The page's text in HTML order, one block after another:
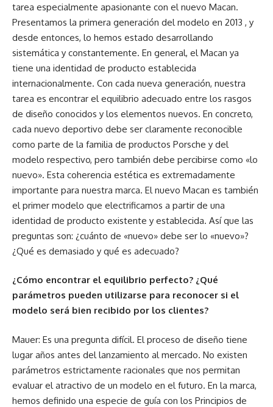
tarea especialmente apasionante con el nuevo Macan.
Presentamos la primera generación del modelo en 2013 , y
desde entonces, lo hemos estado desarrollando
sistemática y constantemente. En general, el Macan ya
tiene una identidad de producto establecida
internacionalmente. Con cada nueva generación, nuestra
tarea es encontrar el equilibrio adecuado entre los rasgos
de diseño conocidos y los elementos nuevos. En concreto,
cada nuevo deportivo debe ser claramente reconocible
como parte de la familia de productos Porsche y del
modelo respectivo, pero también debe percibirse como «lo
nuevo». Esta coherencia estética es extremadamente
importante para nuestra marca. El nuevo Macan es también
el primer modelo que electrificamos a partir de una
identidad de producto existente y establecida. Así que las
preguntas son: ¿cuánto de «nuevo» debe ser lo «nuevo»?
¿Qué es demasiado y qué es adecuado?
¿Cómo encontrar el equilibrio perfecto? ¿Qué
parámetros pueden utilizarse para reconocer si el
modelo será bien recibido por los clientes?
Mauer: Es una pregunta difícil. El proceso de diseño tiene
lugar años antes del lanzamiento al mercado. No existen
parámetros estrictamente racionales que nos permitan
evaluar el atractivo de un modelo en el futuro. En la marca,
hemos definido una especie de guía con los Principios de